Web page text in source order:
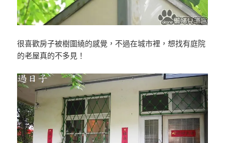
很喜歡房子被樹圍繞的感覺，不過在城市裡，想找有庭院
的老屋真的不多見！